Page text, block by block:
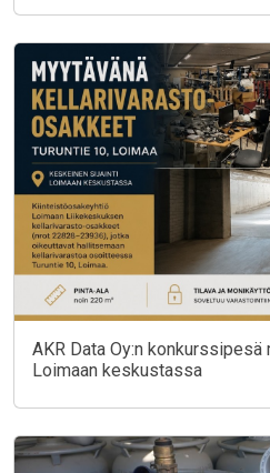
AKR Data Oy:n
Loimaan keskustassa